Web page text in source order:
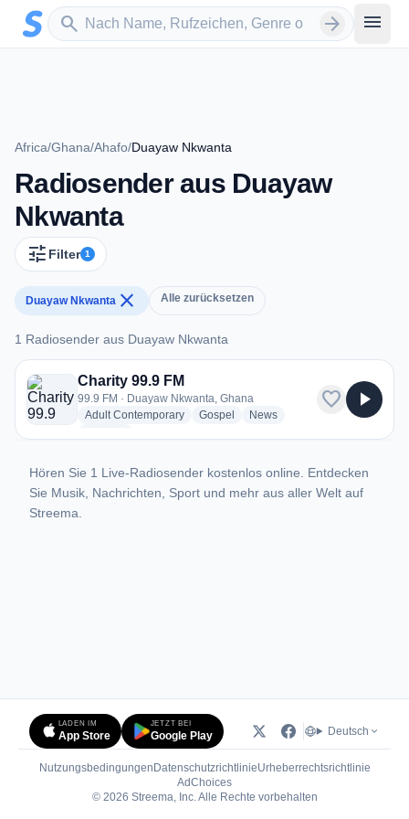
Zum Hauptinhalt springen
search
Sender suchen arrow_forward menu
Africa/Ghana/Ahafo/Duayaw Nkwanta
Radiosender aus Duayaw
Nkwanta
tune Filter 1
Duayaw Nkwanta close Alle zurücksetzen
1 Radiosender aus Duayaw Nkwanta
1 Radiosender aus Duayaw Nkwanta
Charity 99.9 FM
99.9 FM · Duayaw Nkwanta, Ghana
Adult Contemporaryradio stations
Gospel radio stations
Newsradio stations
favorite play_arrow
Hören Sie 1 Live-Radiosender kostenlos online. Entdecken
Sie Musik, Nachrichten, Sport und mehr aus aller Welt auf
Streema.
LADEN IM
App Store
JETZT BEI
Google Play Deutsch
Nutzungsbedingungen DatenschutzrichtlinieUrheberrechtsrichtlinie
AdChoices(öffnet in neuem Tab)
© 2026 Streema, Inc. Alle Rechte vorbehalten